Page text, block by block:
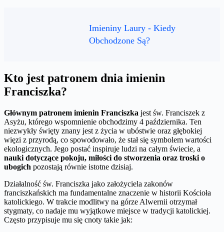
Imieniny Laury - Kiedy
Obchodzone Są?
Kto jest patronem dnia imienin
Franciszka?
Głównym patronem imienin Franciszka jest św. Franciszek z
Asyżu, którego wspomnienie obchodzimy 4 października. Ten
niezwykły święty znany jest z życia w ubóstwie oraz głębokiej
więzi z przyrodą, co spowodowało, że stał się symbolem wartości
ekologicznych. Jego postać inspiruje ludzi na całym świecie, a
nauki dotyczące pokoju, miłości do stworzenia oraz troski o
ubogich pozostają równie istotne dzisiaj.
Działalność św. Franciszka jako założyciela zakonów
franciszkańskich ma fundamentalne znaczenie w historii Kościoła
katolickiego. W trakcie modlitwy na górze Alwernii otrzymał
stygmaty, co nadaje mu wyjątkowe miejsce w tradycji katolickiej.
Często przypisuje mu się cnoty takie jak: